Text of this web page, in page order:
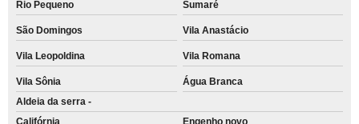
Rio Pequeno Sumaré
São Domingos Vila Anastácio
Vila Leopoldina Vila Romana
Vila Sônia
Água Branca
Aldeia da serra -
Califórnia
Engenho novo